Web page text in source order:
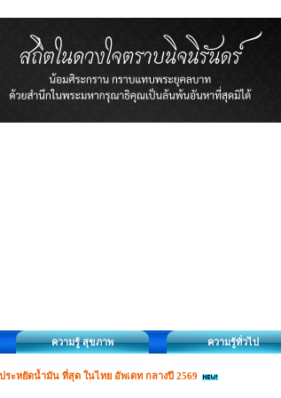
ความรู้ สุขภาพ ความรู้ทั่วไป
ระหยัดน้ำมัน ที่สุด ในไทย อัพเดท กลางปี 2569